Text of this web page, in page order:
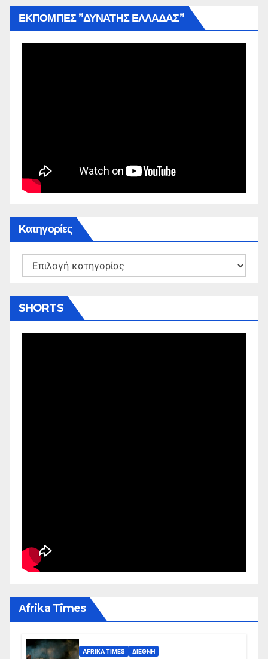
ΕΚΠΟΜΠΕΣ ”ΔΥΝΑΤΗΣ ΕΛΛΑΔΑΣ”
Kατηγορίες
Kατηγορίες
SHORTS
Αfrika Times
AFRIKA TIMES ΔΙΕΘΝΉ